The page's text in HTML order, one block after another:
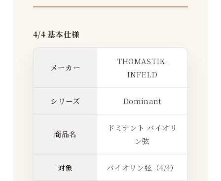
4/4 基本仕様
メーカー
THOMASTIK-
INFELD
シリーズ Dominant
商品名
ドミナント バイオリ
ン弦
対象 バイオリン弦（4/4）